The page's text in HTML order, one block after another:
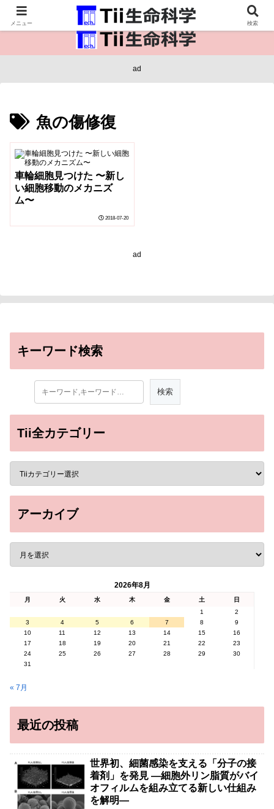
医療保健・生命・生物の情報インフラ。
ad
魚の傷修復
車輪細胞見つけた 〜新し
い細胞移動のメカニズ
ム〜
2018-07-20
ad
キーワード検索
Tii全カテゴリー
アーカイブ
2026年8月
月 火 水 木 金 土
日
1
2
3
4 5 6 7 8
9
10
11 12 13 14 15
16
17
18 19 20 21 22
23
24
25 26 27 28 29
30
31
« 7月
最近の投稿
世界初、細菌感染を支える「分子の接
着剤」を発見 ―細胞外リン脂質がバイ
オフィルムを組み立てる新しい仕組み
を解明―
メニュー 検索